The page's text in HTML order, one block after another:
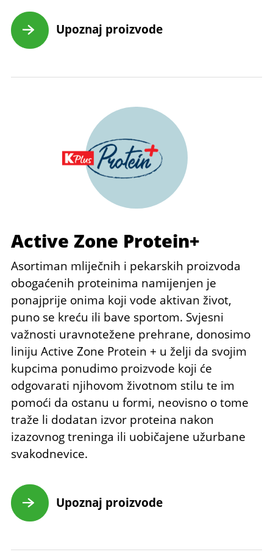
Upoznaj proizvode
Active Zone Protein+
Asortiman mliječnih i pekarskih proizvoda
obogaćenih proteinima namijenjen je
ponajprije onima koji vode aktivan život,
puno se kreću ili bave sportom. Svjesni
važnosti uravnotežene prehrane, donosimo
liniju Active Zone Protein + u želji da svojim
kupcima ponudimo proizvode koji će
odgovarati njihovom životnom stilu te im
pomoći da ostanu u formi, neovisno o tome
traže li dodatan izvor proteina nakon
izazovnog treninga ili uobičajene užurbane
svakodnevice.
Upoznaj proizvode